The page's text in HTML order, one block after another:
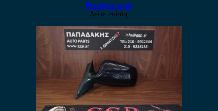
Ρωτήστε τιμή
Δείτε επίσης